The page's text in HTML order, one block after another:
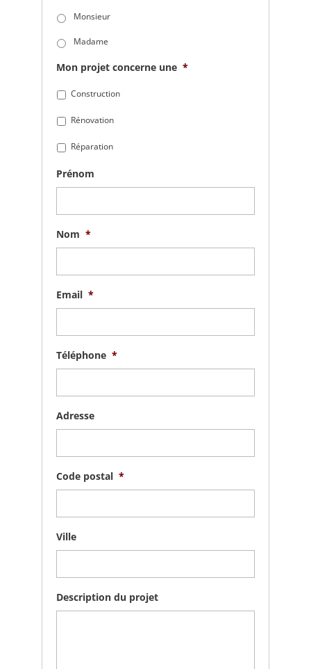
Monsieur
Madame
Mon projet concerne une *
Construction
Rénovation
Réparation
Prénom
Nom *
Email *
Téléphone *
Adresse
Code postal *
Ville
Description du projet